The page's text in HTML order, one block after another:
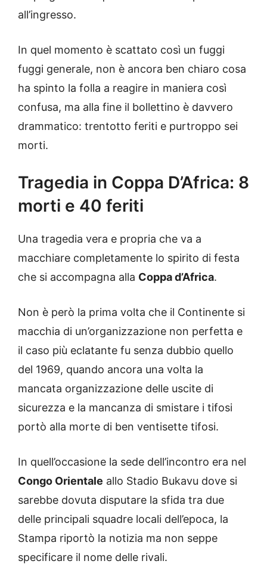
all’ingresso.
In quel momento è scattato così un fuggi
fuggi generale, non è ancora ben chiaro cosa
ha spinto la folla a reagire in maniera così
confusa, ma alla fine il bollettino è davvero
drammatico: trentotto feriti e purtroppo sei
morti.
Tragedia in Coppa D’Africa: 8
morti e 40 feriti
Una tragedia vera e propria che va a
macchiare completamente lo spirito di festa
che si accompagna alla Coppa d’Africa.
Non è però la prima volta che il Continente si
macchia di un’organizzazione non perfetta e
il caso più eclatante fu senza dubbio quello
del 1969, quando ancora una volta la
mancata organizzazione delle uscite di
sicurezza e la mancanza di smistare i tifosi
portò alla morte di ben ventisette tifosi.
In quell’occasione la sede dell’incontro era nel
Congo Orientale allo Stadio Bukavu dove si
sarebbe dovuta disputare la sfida tra due
delle principali squadre locali dell’epoca, la
Stampa riportò la notizia ma non seppe
specificare il nome delle rivali.